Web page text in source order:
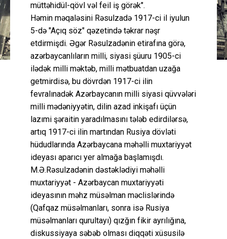
müttəhidül-qövl vəl feil iş görək".
Həmin məqaləsini Rəsulzadə 1917-ci il iyulun
5-də "Açıq söz" qəzetində təkrar nəşr
etdirmişdi. Əgər Rəsulzadənin etirafına görə,
azərbaycanlıların milli, siyasi şüuru 1905-ci
ilədək milli məktəb, milli mətbuatdan uzağa
getmirdisə, bu dövrdən 1917-ci ilin
fevralınadək Azərbaycanın milli siyasi qüvvələri
milli mədəniyyətin, dilin azad inkişafı üçün
lazımi şəraitin yaradılmasını tələb edirdilərsə,
artıq 1917-ci ilin martından Rusiya dövləti
hüdudlarında Azərbaycana məhəlli muxtariyyət
ideyası aparıcı yer almağa başlamışdı.
M.Ə.Rəsulzadənin dəstəklədiyi məhəlli
muxtariyyət - Azərbaycan muxtariyyəti
ideyasının məhz müsəlman məclislərində
(Qafqaz müsəlmanları, sonra isə Rusiya
müsəlmanları qurultayı) qızğın fikir ayrılığına,
diskussiyaya səbəb olması diqqəti xüsusilə